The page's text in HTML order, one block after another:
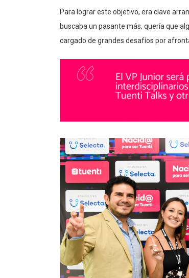
Para lograr este objetivo, era clave
buscaba un pasante más, quería que
cargado de grandes desafíos por